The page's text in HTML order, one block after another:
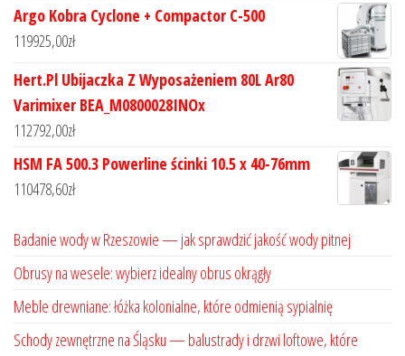
Argo Kobra Cyclone + Compactor C-500
119925,00zł
Hert.Pl Ubijaczka Z Wyposażeniem 80L Ar80
Varimixer BEA_M0800028INOx
112792,00zł
HSM FA 500.3 Powerline ścinki 10.5 x 40-76mm
110478,60zł
Badanie wody w Rzeszowie — jak sprawdzić jakość wody pitnej
Obrusy na wesele: wybierz idealny obrus okrągły
Meble drewniane: łóżka kolonialne, które odmienią sypialnię
Schody zewnętrzne na Śląsku — balustrady i drzwi loftowe, które